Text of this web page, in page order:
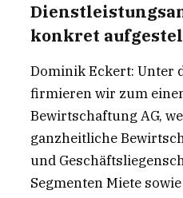
konkret
Dominik Eckert: Unter
firmieren wir zum
Bewirtschaftung AG,
ganzheitliche
und
Segmenten Miete